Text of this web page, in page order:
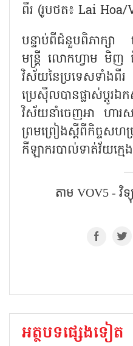
ពីរ (រូបថត៖ Lai Hoa/
បន្ទាប់ពីជំនួបពិភាក្សា
មន្ត្រី លោកហ្វាម មិញ
វិស័យនៃប្រទេសទាំង
ប្រេស៊ីលបានផ្លាស់ប្តូរ
វិស័យនាំចេញអា ហារ
ព្រមព្រៀងស្តីពីកិច្ចសហ
កីឡាករបាល់ទាត់វ័យក្មេ
តាម​ VOV5 - វិ
អត្ថបទផ្សេងទៀត